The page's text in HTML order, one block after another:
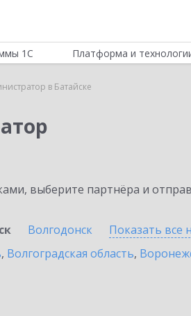
1С Платформа и
в Батайске
выберите партнёра и
Волгодонск Показать все
, Волгоградская область,